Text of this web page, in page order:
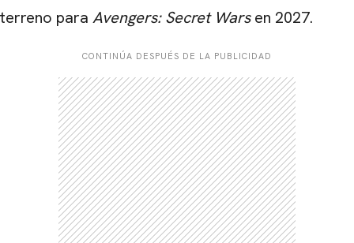
terreno para Avengers: Secret Warsen 2027.
CONTINÚA DESPUÉS DE LA PUBLICIDAD